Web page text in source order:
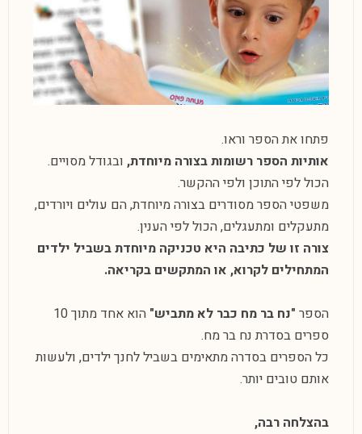
פתחו את הספר וראו.
אותיות הספר רשומות בצורה מיוחדת, ובגודל מסויים.
הכול לפי התוכן ולפי ההקשר.
משפטי הספר מסודרים בצורה מיוחדת, הם עולים ויורדים,
מתעקלים ומתעגלים, הכול לפי הענין.
צורה זו של כתיבה היא טכניקה מיוחדת בשביל ילדים
המתחילים לקרוא, או המתקשים בקריאה.
הספר "נח בר מח כבר לא מתביש"
הוא אחד מתוך 10
ספרים בסדרת נח בר מח.
כל הספרים בסדרה מתאימים בשביל לחנך ילדים, ולעשות
אותם טובים יותר.
בהצלחה רבה,